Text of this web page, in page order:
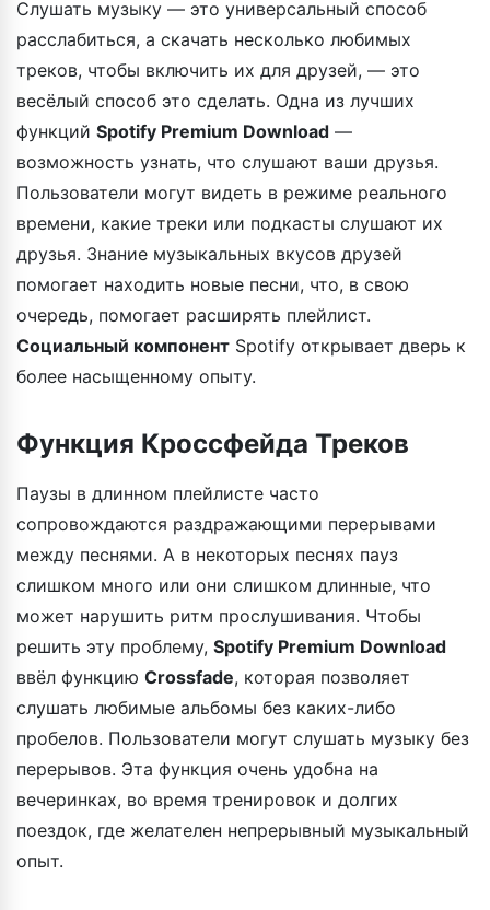
Слушать музыку — это универсальный способ
расслабиться, а скачать несколько любимых
треков, чтобы включить их для друзей, — это
весёлый способ это сделать. Одна из лучших
функций Spotify Premium Download —
возможность узнать, что слушают ваши друзья.
Пользователи могут видеть в режиме реального
времени, какие треки или подкасты слушают их
друзья. Знание музыкальных вкусов друзей
помогает находить новые песни, что, в свою
очередь, помогает расширять плейлист.
Социальный компонент Spotify открывает дверь к
более насыщенному опыту.
Функция Кроссфейда Треков
Паузы в длинном плейлисте часто
сопровождаются раздражающими перерывами
между песнями. А в некоторых песнях пауз
слишком много или они слишком длинные, что
может нарушить ритм прослушивания. Чтобы
решить эту проблему, Spotify Premium Download
ввёл функцию Crossfade, которая позволяет
слушать любимые альбомы без каких-либо
пробелов. Пользователи могут слушать музыку без
перерывов. Эта функция очень удобна на
вечеринках, во время тренировок и долгих
поездок, где желателен непрерывный музыкальный
опыт.